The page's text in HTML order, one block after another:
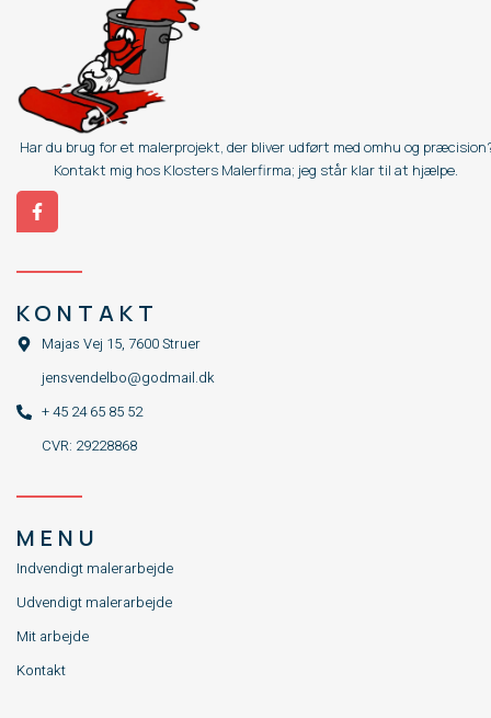
Har du brug for et malerprojekt, der bliver udført med omhu og
Kontakt mig hos Klosters Malerfirma; jeg står klar til at hjælpe.
F
a
c
b
o
k
KONTAKT
Majas Vej 15, 7600 Struer
jensvendelbo@godmail.dk
+ 45 24 65 85 52
CVR: 29228868
MENU
Indvendigt malerarbejde
Udvendigt malerarbejde
Mit arbejde
Kontakt